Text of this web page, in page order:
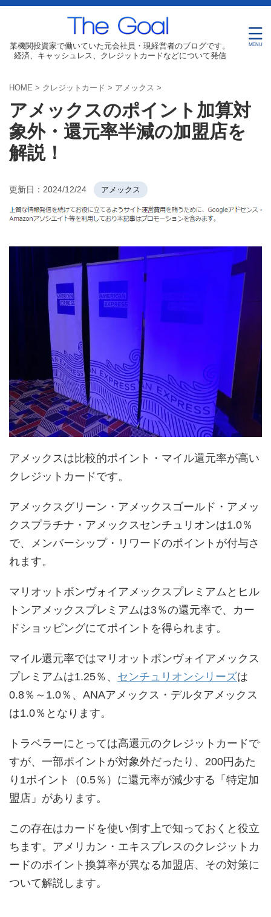
某機関投資家で働いていた元会社員・現経営者のブログです。
経済、キャッシュレス、クレジットカードなどについて発信
HOME > クレジットカード > アメックス >
アメックスのポイント加算対
象外・還元率半減の加盟店を
解説！
更新日： 2024/12/24 アメックス
アメックスは比較的ポイント・マイル還元率が高い
クレジットカードです。
アメックスグリーン・アメックスゴールド・アメッ
クスプラチナ・アメックスセンチュリオンは1.0％
で、メンバーシップ・リワードのポイントが付与さ
れます。
マリオットボンヴォイアメックスプレミアムとヒル
トンアメックスプレミアムは3％の還元率で、カー
ドショッピングにてポイントを得られます。
マイル還元率ではマリオットボンヴォイアメックス
プレミアムは1.25％、 センチュリオンシリーズは
0.8％～1.0％、ANAアメックス・デルタアメックス
は1.0％となります。
トラベラーにとっては高還元のクレジットカードで
すが、一部ポイントが対象外だったり、200円あた
り1ポイント（0.5％）に還元率が減少する「特定加
盟店」があります。
この存在はカードを使い倒す上で知っておくと役立
ちます。アメリカン・エキスプレスのクレジットカ
ードのポイント換算率が異なる加盟店、その対策に
ついて解説します。